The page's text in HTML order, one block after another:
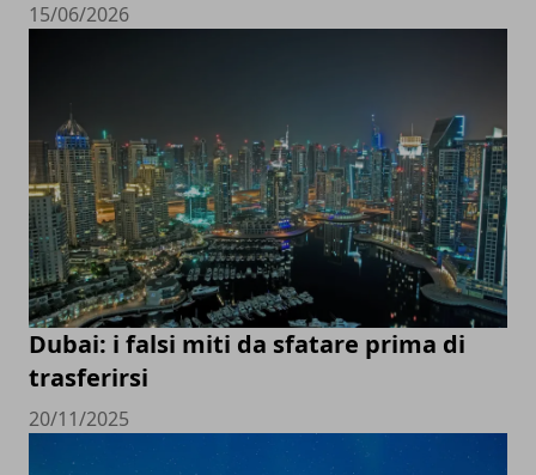
15/06/2026
Dubai: i falsi miti da sfatare prima di
trasferirsi
20/11/2025